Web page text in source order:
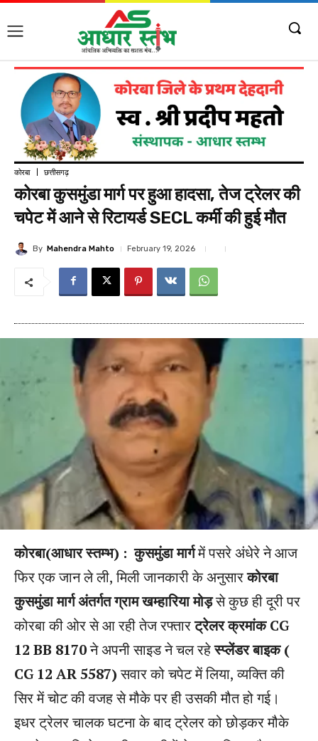
कोरबा छत्तीसगढ़
कोरबा कुसमुंडा मार्ग पर हुआ हादसा, तेज ट्रेलर की
चपेट में आने से रिटायर्ड SECL कर्मी की हुई मौत
By Mahendra Mahto February 19, 2026
कोरबा(आधार स्तम्भ) : कुसमुंडा मार्गमें पसरे अंधेरे ने आज
फिर एक जान ले ली, मिली जानकारी के अनुसारकोरबा
कुसमुंडा मार्ग अंतर्गत ग्राम खम्हारिया मोड़से कुछ ही दूरी पर
कोरबा की ओर से आ रही तेज रफ्तारट्रेलर क्रमांक CG
12 BB 8170ने अपनी साइड ने चल रहेस्प्लेंडर बाइक (
CG 12 AR 5587)सवार को चपेट में लिया, व्यक्ति की
सिर में चोट की वजह से मौके पर ही उसकी मौत हो गई।
इधर ट्रेलर चालक घटना के बाद ट्रेलर को छोड़कर मौके